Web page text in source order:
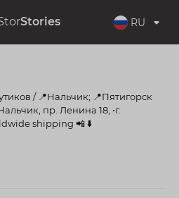
Stories RU
/ 📍Нальчик; 📍Пятигорск
пр. Ленина 18, •г.
shipping 📲 ⬇️